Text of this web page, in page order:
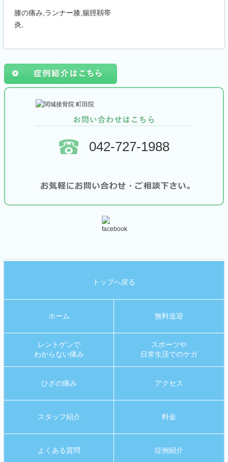
膝の痛み,ランナー膝,腸脛靱帯
炎,
042-727-1988
トップへ戻る
ホーム 無料送迎
レントゲンで
わからない痛み
スポーツや
日常生活でのケガ
ひざの痛み アクセス
スタッフ紹介 料金
よくある質問 症例紹介